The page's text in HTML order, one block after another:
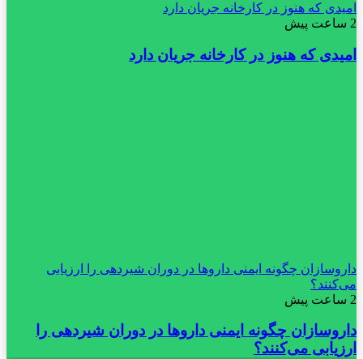
امیدی که هنوز در کارخانه جریان دارد
2 ساعت پیش
امیدی که هنوز در کارخانه جریان دارد
داروسازان چگونه ایمنی داروها در دوران شیردهی را ارزیابی
می‌کنند؟
2 ساعت پیش
داروسازان چگونه ایمنی داروها در دوران شیردهی را
ارزیابی می‌کنند؟